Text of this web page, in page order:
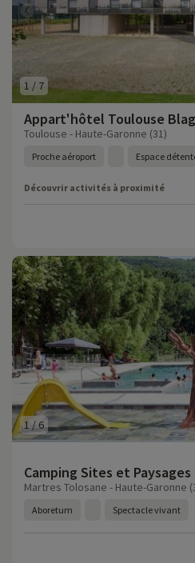
1 / 7
Appart'hôtel Toulouse
Toulouse - Haute-Garonne (31)
Proche aéroport Espace
Découvrir activités à proximité
1 /6
Camping Sites et Paysages
Martres Tolosane - Haute-Garonne
Aboretum Spectacle vivant